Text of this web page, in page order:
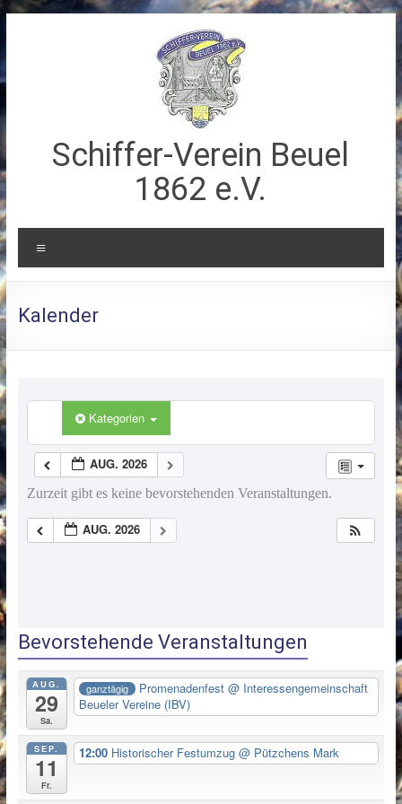
Schiffer-Verein Beuel
1862 e.V.
Kalender
Kategorien
AUG. 2026
Zurzeit gibt es keine bevorstehenden Veranstaltungen.
AUG. 2026
Bevorstehende Veranstaltungen
AUG.
29
Sa.
ganztägig Promenadenfest @ Interessengemeinschaft
Beueler Vereine (IBV)
SEP.
11
Fr.
12:00 Historischer Festumzug@ Pützchens Mark